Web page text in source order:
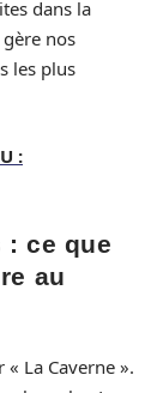
dans la
nos
les plus
:
: ce que
au
La Caverne ».